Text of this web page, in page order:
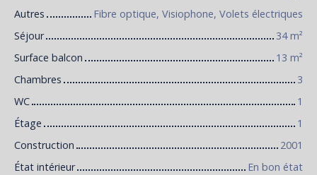
Autres
Fibre optique, Visiophone, Volets électriques
Séjour
34m²
Surface balcon
13 m²
Chambres
3
WC
1
Étage
1
Construction
2001
État intérieur
En bon état